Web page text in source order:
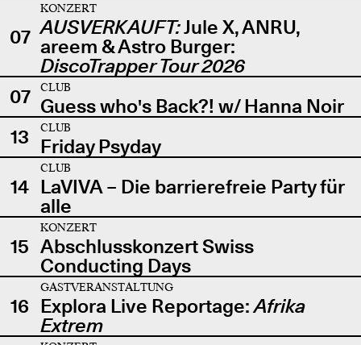
07
KONZERT
AUSVERKAUFT:Jule X, ANRU,
areem & Astro Burger:
DiscoTrapper Tour 2026
07
CLUB
Guess who's Back?! w/ Hanna Noir
13
CLUB
Friday Psyday
14
CLUB
LaVIVA – Die barrierefreie Party für
alle
15
KONZERT
Abschlusskonzert Swiss
Conducting Days
16
GASTVERANSTALTUNG
Explora Live Reportage:Afrika
Extrem